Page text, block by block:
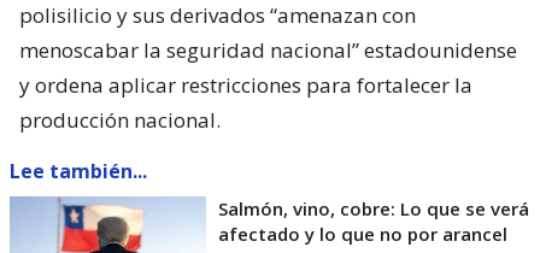
polisilicio y sus derivados “amenazan con
menoscabar la seguridad nacional” estadounidense
y ordena aplicar restricciones para fortalecer la
producción nacional.
Lee también...
Salmón, vino, cobre: Lo que se verá
afectado y lo que no por arancel